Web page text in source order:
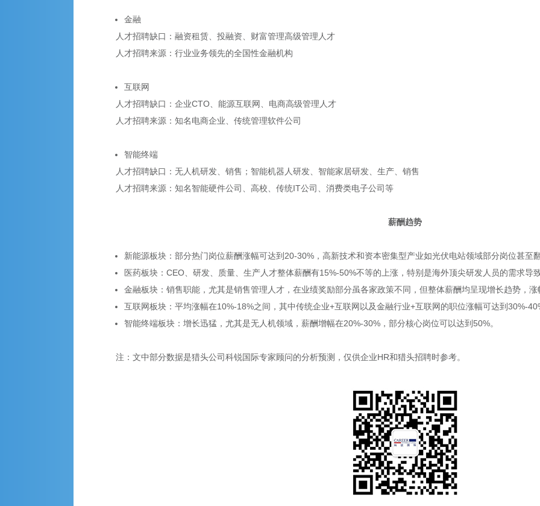
金融
人才招聘缺口：融资租赁、投融资、财富管理高级管理人才
人才招聘来源：行业业务领先的全国性金融机构
互联网
人才招聘缺口：企业CTO、能源互联网、电商高级管理人才
人才招聘来源：知名电商企业、传统管理软件公司
智能终端
人才招聘缺口：无人机研发、销售；智能机器人研发、智能家居研发、生产、销售
人才招聘来源：知名智能硬件公司、高校、传统IT公司、消费类电子公司等
薪酬趋势
新能源板块：部分热门岗位薪酬涨幅可达到20-30%，高新技术和资本密集型产业如光伏电站领域部分岗位甚至翻
医药板块：CEO、研发、质量、生产人才整体薪酬有15%-50%不等的上涨，特别是海外顶尖研发人员的需求导
金融板块：销售职能，尤其是销售管理人才，在业绩奖励部分虽各家政策不同，但整体薪酬均呈现增长趋势，涨
互联网板块：平均涨幅在10%-18%之间，其中传统企业+互联网以及金融行业+互联网的职位涨幅可达到30%-
智能终端板块：增长迅猛，尤其是无人机领域，薪酬增幅在20%-30%，部分核心岗位可以达到50%。
注：文中部分数据是猎头公司科锐国际专家顾问的分析预测，仅供企业HR和猎头招聘时参考。